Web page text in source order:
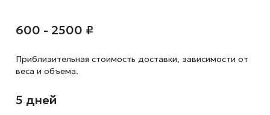
600 - 2500 ₽
Приблизительная стоимость доставки, зависимости от
веса и объема.
5 дней